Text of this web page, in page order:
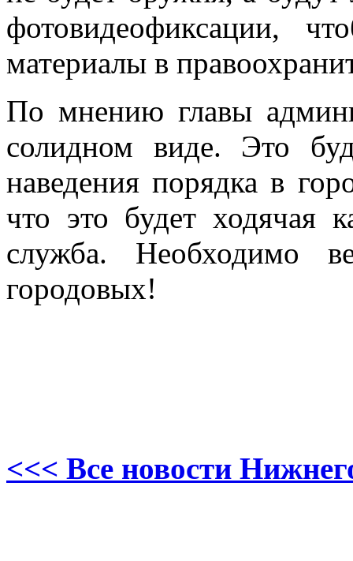
фотовидеофиксации,
материалы в
По мнению главы
солидном виде. Это
наведения порядка в
что это будет ходячая
служба. Необходимо
городовых!
<<< Все новости